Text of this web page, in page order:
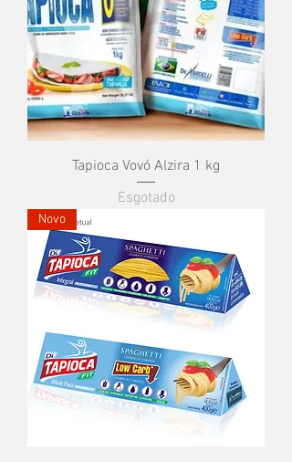
Tapioca Vovó Alzira 1 kg
Esgotado
Novo